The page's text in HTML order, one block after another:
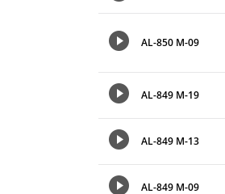
AL-850 M-09
AL-849 M-19
AL-849 M-13
AL-849 M-09